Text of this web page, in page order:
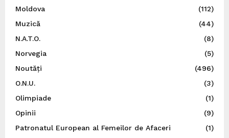
Moldova
(112)
Muzică
(44)
N.A.T.O.
(8)
Norvegia
(5)
Noutăți
(496)
O.N.U.
(3)
Olimpiade
(1)
Opinii
(9)
Patronatul European al Femeilor de Afaceri
(1)